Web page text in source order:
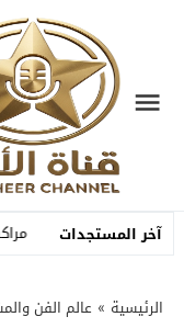
آخر المستجداتمراكش تحتفي بتراثها
الرئيسية » عالم الفن